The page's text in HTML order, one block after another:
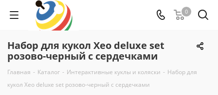
0
Набор для кукол Xeo deluxe set
розово-черный с сердечками
Главная - Каталог - Интерактивные куклы и коляски - Набор для
кукол Xeo deluxe set розово-черный с сердечками